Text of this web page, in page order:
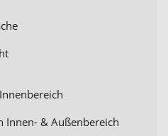
Innen- & Außenbereich